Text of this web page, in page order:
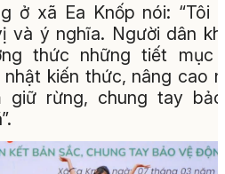
ở xã Ea Knốp nói: “Tôi
và ý nghĩa. Người dân
thức những tiết mục
kiến thức, nâng cao
giữ rừng, chung tay